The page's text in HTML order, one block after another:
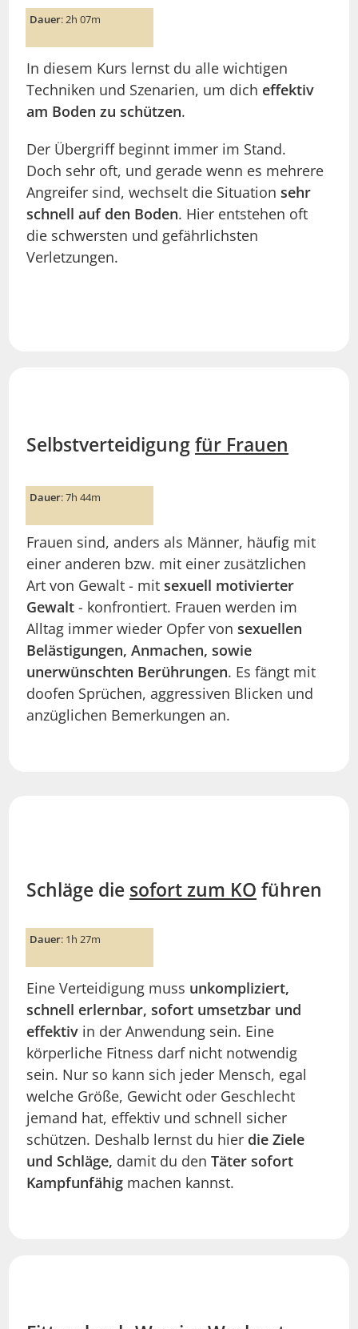
Dauer: 2h 07m
In diesem Kurs lernst du alle wichtigen
Techniken und Szenarien, um dich effektiv
am Boden zu schützen.
Der Übergriff beginnt immer im Stand.
Doch sehr oft, und gerade wenn es mehrere
Angreifer sind, wechselt die Situation sehr
schnell auf den Boden. Hier entstehen oft
die schwersten und gefährlichsten
Verletzungen.
Selbstverteidigungfür Frauen
Dauer: 7h 44m
Frauen sind, anders als Männer, häufig mit
einer anderen bzw. mit einer zusätzlichen
Art von Gewalt - mit sexuell motivierter
Gewalt - konfrontiert. Frauen werden im
Alltag immer wieder Opfer von sexuellen
Belästigungen, Anmachen, sowie
unerwünschten Berührungen. Es fängt mit
doofen Sprüchen, aggressiven Blicken und
anzüglichen Bemerkungen an.
Schläge die sofort zum KO führen
Dauer: 1h 27m
Eine Verteidigung muss unkompliziert,
schnell erlernbar, sofort umsetzbar und
effektiv in der Anwendung sein. Eine
körperliche Fitness darf nicht notwendig
sein. Nur so kann sich jeder Mensch, egal
welche Größe, Gewicht oder Geschlecht
jemand hat, effektiv und schnell sicher
schützen. Deshalb lernst du hier die Ziele
und Schläge, damit du den Täter sofort
Kampfunfähig machen kannst.